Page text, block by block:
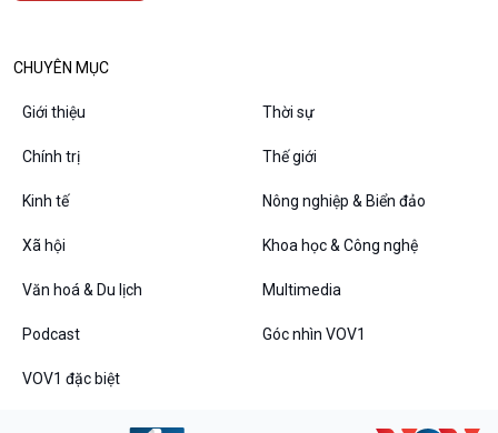
Podcast
Góc nhìn VOV1
10 phút Sự kiện - Luận bàn
Câu chuyện thời sự
Đối thoại
Chuyện đêm
CHUYÊN MỤC
Giới thiệu Thời sự
Chính trị Thế giới
Kinh tế Nông nghiệp & Biển đảo
Xã hội Khoa học & Công nghệ
Văn hoá & Du lịch Multimedia
Podcast Góc nhìn VOV1
VOV1 đặc biệt